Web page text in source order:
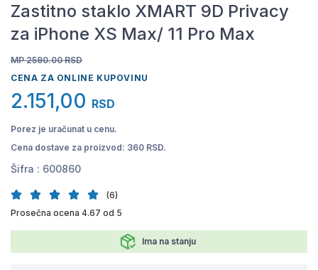
Zastitno staklo XMART 9D Privacy
za iPhone XS Max/ 11 Pro Max
MP 2590.00 RSD
CENA ZA ONLINE KUPOVINU
2.151,00 RSD
Porez je uračunat u cenu.
Cena dostave za proizvod: 360 RSD.
Šifra : 600860
(6)
Prosečna ocena 4.67 od 5
Ima na stanju